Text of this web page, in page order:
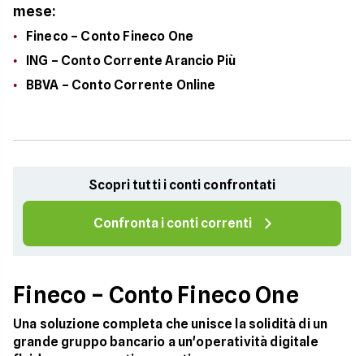
mese:
Fineco – Conto Fineco One
ING – Conto Corrente Arancio Più
BBVA – Conto Corrente Online
Scopri tutti i conti confrontati
Confronta i conti correnti
Fineco – Conto Fineco One
Una soluzione completa che unisce la solidità di un
grande gruppo bancario a un'operatività digitale